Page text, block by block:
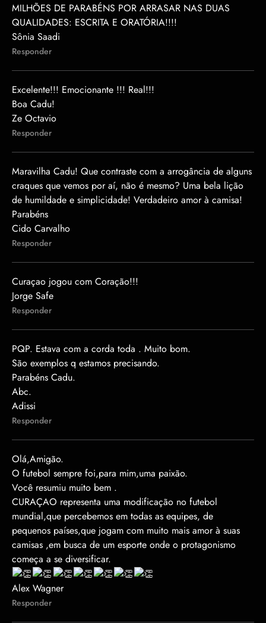
MILHÕES DE PARABÉNS POR ARRASAR NAS DUAS
QUALIDADES: ESCRITA E ORATÓRIA!!!!
Sônia Saadi
Responder
Excelente!!! Emocionante !!! Real!!!
Boa Cadu!
Ze Octavio
Responder
Maravilha Cadu! Que contraste com a arrogância de alguns
craques que vemos por aí, não é mesmo? Uma bela lição
de humildade e simplicidade! Verdadeiro amor à camisa!
Parabéns
Cido Carvalho
Responder
Curaçao jogou com Coração!!!
Jorge Safe
Responder
PQP. Estava com a corda toda . Muito bom.
São exemplos q estamos precisando.
Parabéns Cadu.
Abc.
Adissi
Responder
Olá,Amigão.
O futebol sempre foi,para mim,uma paixão.
Você resumiu muito bem .
CURAÇAO representa uma modificação no futebol
mundial,que percebemos em todas as equipes, de
pequenos países,que jogam com muito mais amor à suas
camisas ,em busca de um esporte onde o protagonismo
começa a se diversificar.
Alex Wagner
Responder